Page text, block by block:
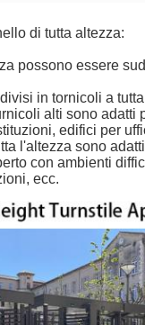
di tutta altezza:
possono essere
in tornicoli a
alti sono
edifici per
l'altezza sono
con ambienti
ecc.